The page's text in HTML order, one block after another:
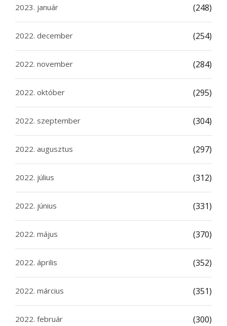
2023. január (248)
2022. december (254)
2022. november (284)
2022. október (295)
2022. szeptember (304)
2022. augusztus (297)
2022. július (312)
2022. június (331)
2022. május (370)
2022. április (352)
2022. március (351)
2022. február (300)